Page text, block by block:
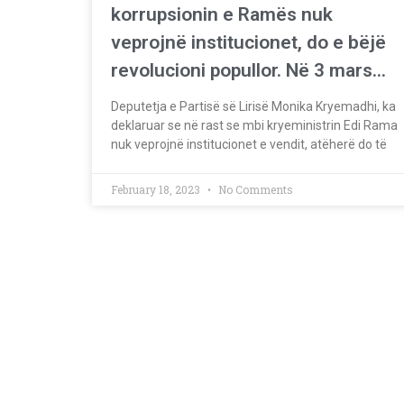
korrupsionin e Ramës nuk
veprojnë institucionet, do e bëjë
revolucioni popullor. Në 3 mars…
Deputetja e Partisë së Lirisë Monika Kryemadhi, ka
deklaruar se në rast se mbi kryeministrin Edi Rama
nuk veprojnë institucionet e vendit, atëherë do të
February 18, 2023 No Comments